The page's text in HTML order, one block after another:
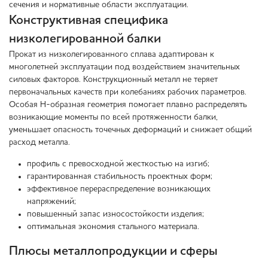
сечения и нормативные области эксплуатации.
Конструктивная специфика
низколегированной балки
Прокат из низколегированного сплава адаптирован к
многолетней эксплуатации под воздействием значительных
силовых факторов. Конструкционный металл не теряет
первоначальных качеств при колебаниях рабочих параметров.
Особая Н-образная геометрия помогает плавно распределять
возникающие моменты по всей протяженности балки,
уменьшает опасность точечных деформаций и снижает общий
расход металла.
профиль с превосходной жесткостью на изгиб;
гарантированная стабильность проектных форм;
эффективное перераспределение возникающих
напряжений;
повышенный запас износостойкости изделия;
оптимальная экономия стального материала.
Плюсы металлопродукции и сферы